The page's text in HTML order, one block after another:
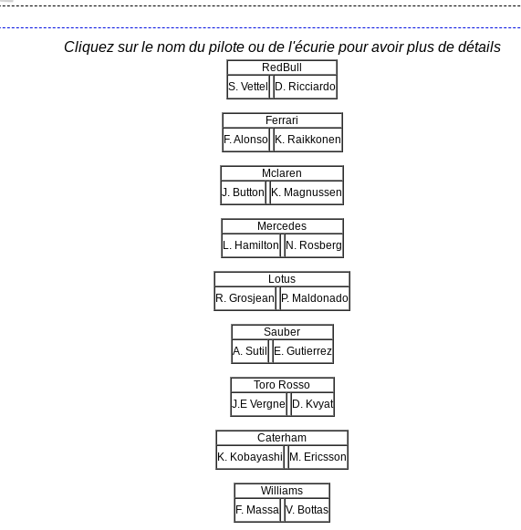
Cliquez sur le nom du pilote ou de l'écurie pour avoir plus de détails
RedBull
S. Vettel
D. Ricciardo
Ferrari
F. Alonso
K. Raikkonen
Mclaren
J. Button
K. Magnussen
Mercedes
L. Hamilton
N. Rosberg
Lotus
R. Grosjean
P. Maldonado
Sauber
A. Sutil
E. Gutierrez
Toro Rosso
J.E Vergne
D. Kvyat
Caterham
K. Kobayashi
M. Ericsson
Williams
F. Massa V. Bottas